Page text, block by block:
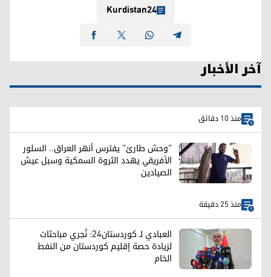
Kurdistan24
آخر الأخبار
منذ 10 دقائق
"وحش طارئ" يفترس أنهر العراق.. السلور
الأفريقي يهدد الثروة السمكية وسبل عيش
الصيادين
منذ 25 دقيقة
العبادي لـ كوردستان24: نُجري مباحثات
لزيادة حصة إقليم كوردستان من النفط
الخام